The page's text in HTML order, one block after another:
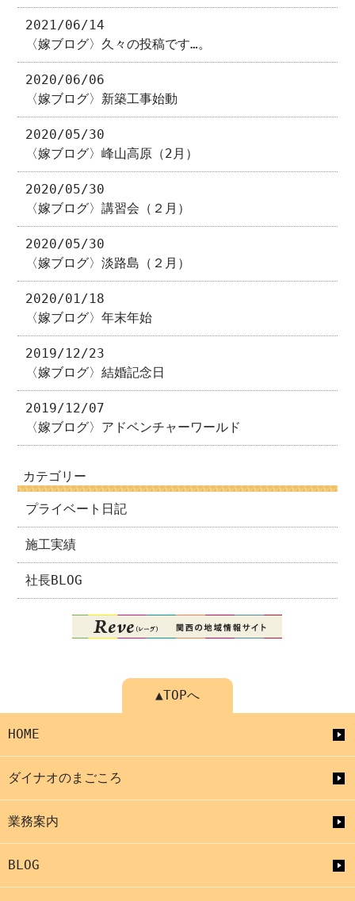
2021/06/14
〈嫁ブログ〉久々の投稿です…。
2020/06/06
〈嫁ブログ〉新築工事始動
2020/05/30
〈嫁ブログ〉峰山高原（2月）
2020/05/30
〈嫁ブログ〉講習会（２月）
2020/05/30
〈嫁ブログ〉淡路島（２月）
2020/01/18
〈嫁ブログ〉年末年始
2019/12/23
〈嫁ブログ〉結婚記念日
2019/12/07
〈嫁ブログ〉アドベンチャーワールド
カテゴリー
プライベート日記
施工実績
社長BLOG
▲TOPへ
HOME
ダイナオのまごころ
業務案内
BLOG